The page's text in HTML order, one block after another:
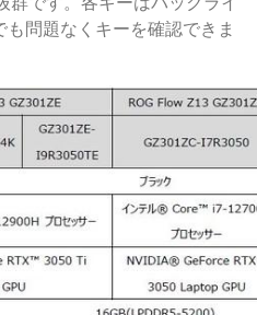
も問題なくキーを確認できま